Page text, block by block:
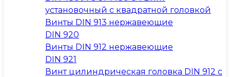
установочный с квадратной головкой
Винты DIN 913 нержавеющие
DIN 920
Винты DIN 912 нержавеющие
DIN 921
Винт цилиндрическая головка DIN 912 с